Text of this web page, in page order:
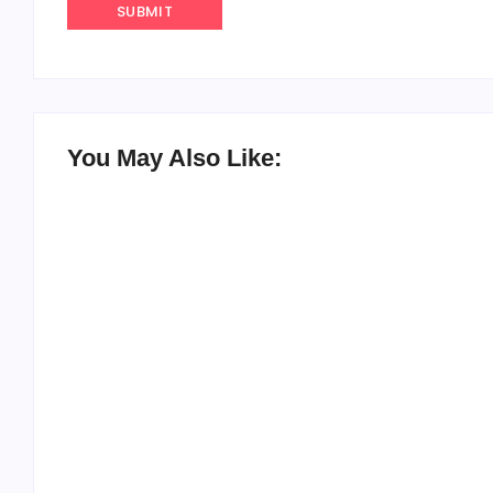
You May Also Like: